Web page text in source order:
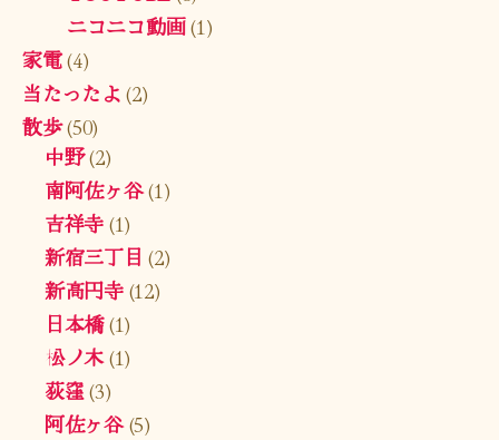
ニコニコ動画(1)
家電(4)
当たったよ(2)
散歩(50)
中野(2)
南阿佐ヶ谷(1)
吉祥寺(1)
新宿三丁目 (2)
新高円寺(12)
日本橋(1)
松ノ木(1)
荻窪(3)
阿佐ヶ谷(5)